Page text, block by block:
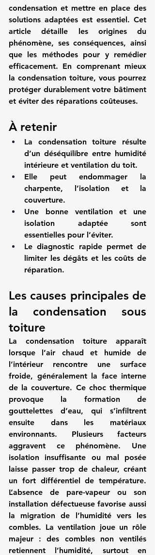
condensation et mettre en place des
solutions adaptées est essentiel. Cet
article détaille les origines du
phénomène, ses conséquences, ainsi
que les méthodes pour y remédier
efficacement. En comprenant mieux
la condensation toiture, vous pourrez
protéger durablement votre bâtiment
et éviter des réparations coûteuses.
À retenir
La condensation toiture résulte
d’un déséquilibre entre humidité
intérieure et ventilation du toit.
Elle peut endommager la
charpente, l’isolation et la
couverture.
Une bonne ventilation et une
isolation adaptée sont
essentielles pour l’éviter.
Le diagnostic rapide permet de
limiter les dégâts et les coûts de
réparation.
Les causes principales de
la condensation sous
toiture
La condensation toiture apparaît
lorsque l’air chaud et humide de
l’intérieur rencontre une surface
froide, généralement la face interne
de la couverture. Ce choc thermique
provoque la formation de
gouttelettes d’eau, qui s’infiltrent
ensuite dans les matériaux
environnants. Plusieurs facteurs
aggravent ce phénomène. Une
isolation insuffisante ou mal posée
laisse passer trop de chaleur, créant
un fort différentiel de température.
L’absence de pare-vapeur ou son
installation défectueuse favorise aussi
la migration de l’humidité vers les
combles. La ventilation joue un rôle
majeur : des combles non ventilés
retiennent l’humidité, surtout en